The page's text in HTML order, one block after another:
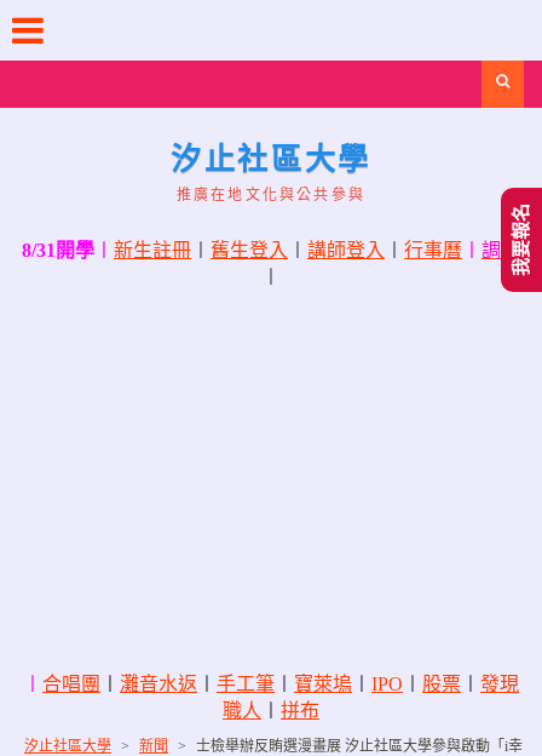
content
汐止社區大學
推廣在地文化與公共參與
8/31開學 新生註冊 舊生登入 講師登入 行事曆
調課
合唱團 灘音水返 手工筆 寶萊塢 IPO 股票
發現
職人
拼布
汐止社區大學 > 新聞 >
士檢舉辦反賄選漫畫展 汐止社區大學參與啟動「i幸
我要報名